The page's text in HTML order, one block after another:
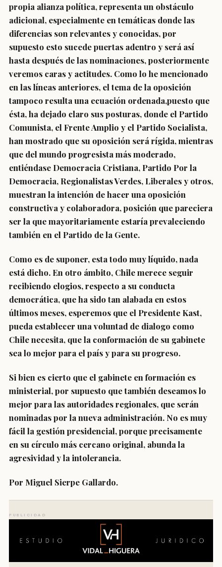
propia alianza política, representa un obstáculo
adicional, especialmente en temáticas donde las
diferencias son relevantes y conocidas, por
supuesto esto sucede puertas adentro y será así
hasta después de las nominaciones, posteriormente
veremos caras y actitudes. Como lo he mencionado
en las líneas anteriores, el tema de la oposición
tampoco resulta una ecuación ordenada,puesto que
ésta, ha dejado claro sus posturas, donde el Partido
Comunista, el Frente Amplio y el Partido Socialista,
han mostrado que su oposición será rígida, mientras
que del mundo progresista más moderado,
entiéndase Democracia Cristiana, Partido Por la
Democracia, Regionalistas Verdes, Liberales y otros,
muestran la intención de hacer una oposición
constructiva y colaboradora, posición que pareciera
ser la que mayoritariamente estaría prevaleciendo
también en el Partido de la Gente.
Como es de suponer, esta todo muy líquido, nada
está dicho. En otro ámbito, Chile merece seguir
recibiendo elogios, respecto a su conducta
democrática, que ha sido tan alabada en estos
últimos meses, esperemos que el Presidente Kast,
pueda establecer una voluntad de dialogo como
Chile necesita, que la conformación de su gabinete
sea lo mejor para el país y para su progreso.
Si bien es cierto que el gabinete en formación es
ministerial, por supuesto que también deseamos lo
mejor para las autoridades regionales, que serán
nominadas por la nueva administración. No es muy
fácil la gestión presidencial, porque precisamente
en su círculo más cercano original, abunda la
agresividad y la intolerancia.
Por Miguel Sierpe Gallardo.
PUBLICIDAD